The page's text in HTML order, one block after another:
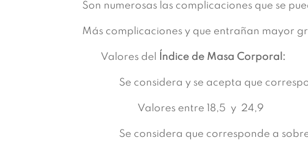
Son numerosas las complicaciones que se
Más complicaciones y que entrañan mayor
Valores del Índice de Masa Corporal:
Se considera y se acepta que
Valores entre 18,5 y 24,9
Se considera que corresponde a